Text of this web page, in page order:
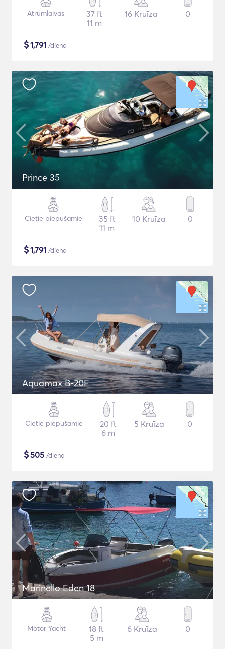
Ātrumlaivas
37 ft
11 m
16 Kruīza 0
$1,791 /diena
Prince 35
Cietie piepūšamie
35 ft
11 m
10 Kruīza 0
$1,791 /diena
Aquamax B-20F
Cietie piepūšamie
20 ft
6 m
5 Kruīza 0
$505 /diena
Marinello Eden 18
Motor Yacht
18 ft
5 m
6 Kruīza 0